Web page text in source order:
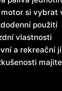
si vybrat
použití
vlastnosti
a rekreační